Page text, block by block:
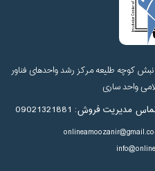
نبش کوچه طلیعه مرکز رشد واحدهای فناور
واحد ساری
مدیریت فروش: 09021321881